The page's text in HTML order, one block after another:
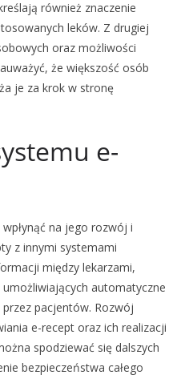
również znaczenie
leków. Z drugiej
oraz możliwości
że większość osób
je za krok w stronę
e-
na jego rozwój i
z innymi systemami
między lekarzami,
automatyczne
pacjentów. Rozwój
e-recept oraz ich realizacji
spodziewać się dalszych
bezpieczeństwa całego